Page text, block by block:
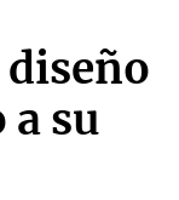
a su